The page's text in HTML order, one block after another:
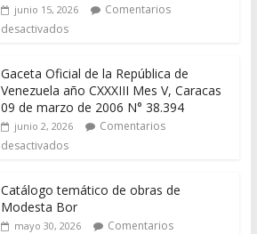
junio 15, 2026
Comentarios
desactivados
Gaceta Oficial de la República de
Venezuela año CXXXIII Mes V, Caracas
09 de marzo de 2006 N° 38.394
junio 2, 2026
Comentarios
desactivados
Catálogo temático de obras de
Modesta Bor
mayo 30, 2026
Comentarios